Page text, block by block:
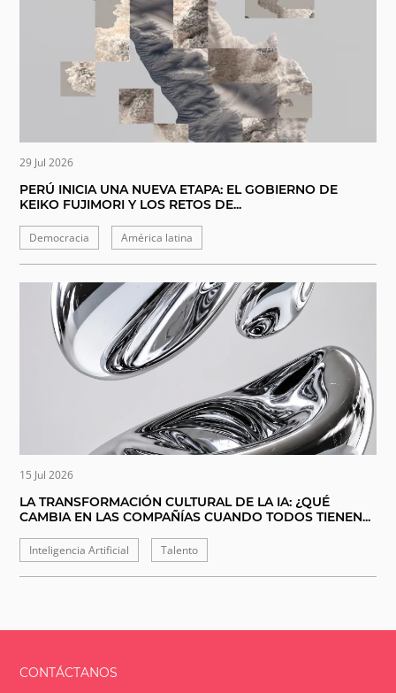
29 Jul 2026
PERÚ INICIA UNA NUEVA ETAPA: EL GOBIERNO DE
KEIKO FUJIMORI Y LOS RETOS DE...
Democracia América latina
15 Jul 2026
LA TRANSFORMACIÓN CULTURAL DE LA IA: ¿QUÉ
CAMBIA EN LAS COMPAÑÍAS CUANDO TODOS TIENEN...
Inteligencia Artificial Talento
CONTÁCTANOS